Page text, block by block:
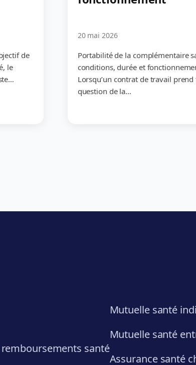
de
le
20 mai 2026
Portabilité de la complémentaire
conditions, durée et
Lorsqu’un contrat de travail
question de la…
santé
Mutuelle santé
Mutuelle santé
Assurance santé